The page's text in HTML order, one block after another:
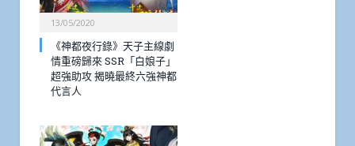
13/05/2020
《神都夜行錄》天子主線劇
情重磅歸來 SSR「白娘子」
超強助攻 揭曉最終六強神都
代言人